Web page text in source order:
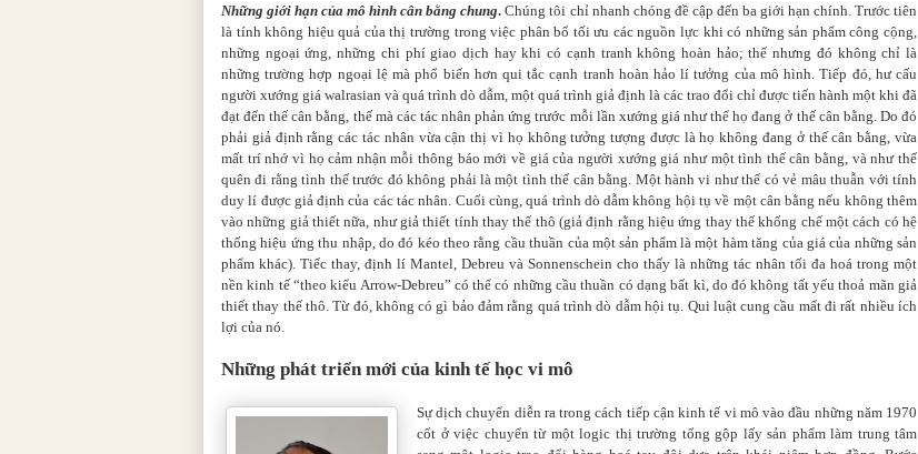
Những giới hạn của mô hình cân bằng chung. Chúng tôi chỉ nhanh chóng đề cập đến ba giới hạn chính. Trước tiên
là tính không hiệu quả của thị trường trong việc phân bổ tối ưu các nguồn lực khi có những sản phẩm công cộng,
những ngoại ứng, những chi phí giao dịch hay khi có cạnh tranh không hoàn hảo; thế nhưng đó không chỉ là
những trường hợp ngoại lệ mà phổ biến hơn qui tắc cạnh tranh hoàn hảo lí tưởng của mô hình. Tiếp đó, hư cấu
người xướng giá walrasian và quá trình dò dẫm, một quá trình giả định là các trao đổi chỉ được tiến hành một khi đã
đạt đến thế cân bằng, thế mà các tác nhân phản ứng trước mỗi lần xướng giá như thể họ đang ở thế cân bằng. Do đó
phải giả định rằng các tác nhân vừa cận thị vì họ không tưởng tượng được là họ không đang ở thế cân bằng, vừa
mất trí nhớ vì họ cảm nhận mỗi thông báo mới về giá của người xướng giá như một tình thế cân bằng, và như thế
quên đi rằng tình thế trước đó không phải là một tình thế cân bằng. Một hành vi như thế có vẻ mâu thuẫn với tính
duy lí được giả định của các tác nhân. Cuối cùng, quá trình dò dẫm không hội tụ về một cân bằng nếu không thêm
vào những giả thiết nữa, như giả thiết tính thay thế thô (giả định rằng hiệu ứng thay thế khống chế một cách có hệ
thống hiệu ứng thu nhập, do đó kéo theo rằng cầu thuần của một sản phẩm là một hàm tăng của giá của những sản
phẩm khác). Tiếc thay, định lí Mantel, Debreu và Sonnenschein cho thấy là những tác nhân tối đa hoá trong một
nền kinh tế “theo kiểu Arrow-Debreu” có thể có những cầu thuần có dạng bất kì, do đó không tất yếu thoả mãn giả
thiết thay thế thô. Từ đó, không có gì bảo đảm rằng quá trình dò dẫm hội tụ. Qui luật cung cầu mất đi rất nhiều ích
lợi của nó.
Những phát triển mới của kinh tế học vi mô
Sự dịch chuyển diễn ra trong cách tiếp cận kinh tế vi mô vào đầu những năm 1970
cốt ở việc chuyển từ một logic thị trường tổng gộp lấy sản phẩm làm trung tâm